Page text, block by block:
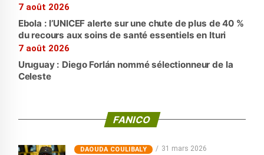
7 août 2026
Ebola : l’UNICEF alerte sur une chute de plus de 40 %
du recours aux soins de santé essentiels en Ituri
7 août 2026
Uruguay : Diego Forlán nommé sélectionneur de la
Celeste
FANICO
‎DAOUDA COULIBALY 31 mars 2026